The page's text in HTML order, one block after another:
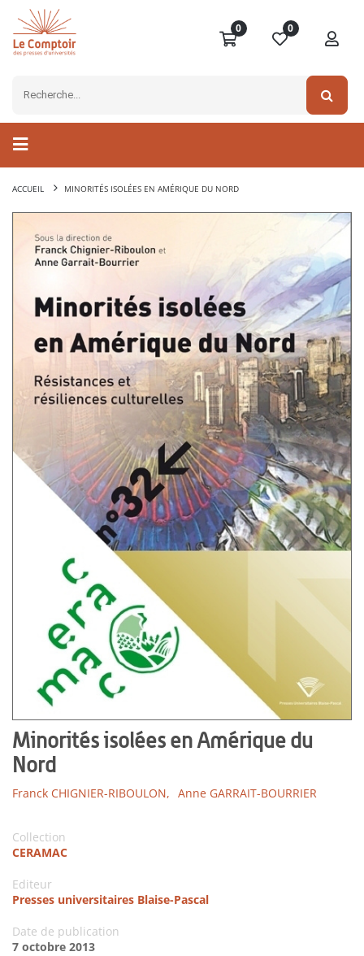
0 0
ACCUEIL MINORITÉS ISOLÉES EN AMÉRIQUE DU NORD
Minorités isolées en Amérique du
Nord
Franck CHIGNIER-RIBOULON, Anne GARRAIT-BOURRIER
Collection
CERAMAC
Editeur
Presses universitaires Blaise-Pascal
Date de publication
7 octobre 2013